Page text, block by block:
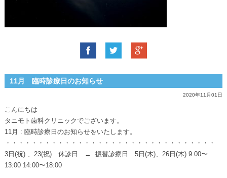
11月 臨時診療日のお知らせ
2020年11月01日
こんにちは
タニモト歯科クリニックでございます。
11月 : 臨時診療日のお知らせをいたします。
・・・・・・・・・・・・・・・・・・・・・・・・・・・・・・・・
3日(祝) 、23(祝) 休診日 → 振替診療日 5日(木)、26日(木) 9:00〜
13:00 14:00〜18:00